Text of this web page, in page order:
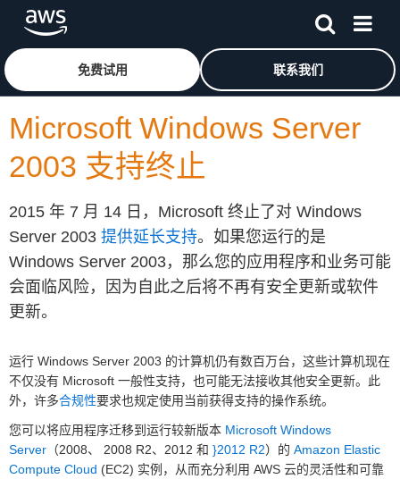
跳至主要内容
免费试用 联系我们
Microsoft Windows Server
2003 支持终止
2015 年 7 月 14 日，Microsoft 终止了对 Windows
Server 2003 提供延长支持。如果您运行的是
Windows Server 2003，那么您的应用程序和业务可能
会面临风险，因为自此之后将不再有安全更新或软件
更新。
运行 Windows Server 2003 的计算机仍有数百万台，这些计算机现在
不仅没有 Microsoft 一般性支持，也可能无法接收其他安全更新。此
外，许多合规性要求也规定使用当前获得支持的操作系统。
您可以将应用程序迁移到运行较新版本 Microsoft Windows
Server （2008、 2008 R2、2012 和 }2012 R2）的 Amazon Elastic
Compute Cloud (EC2) 实例，从而充分利用 AWS 云的灵活性和可靠